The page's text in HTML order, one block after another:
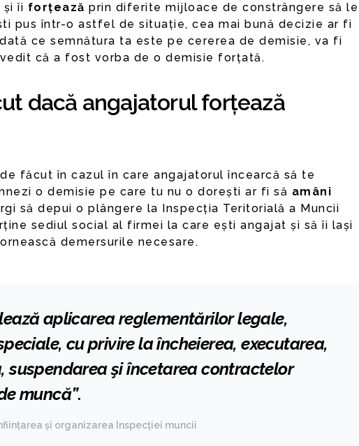
și îi forțează prin diferite mijloace de constrângere să le
pus într-o astfel de situație, cea mai bună decizie ar fi
ce semnătura ta este pe cererea de demisie, va fi
că a fost vorba de o demisie forțată.
dacă angajatorul forțează
făcut în cazul în care angajatorul încearcă să te
o demisie pe care tu nu o dorești ar fi să amâni
să depui o plângere la Inspecția Teritorială a Muncii
sediul social al firmei la care ești angajat și să îi lași
demersurile necesare.
aplicarea reglementărilor legale,
cu privire la încheierea, executarea,
suspendarea şi încetarea contractelor
muncă”.
și organizarea Inspecției muncii